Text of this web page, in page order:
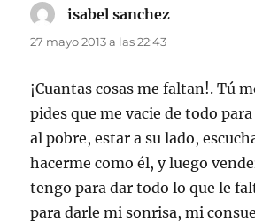
isabel sanchez
27 mayo 2013 a las 22:43
¡Cuantas cosas me faltan!. Tú
pides que me vacie de todo
al pobre, estar a su lado,
hacerme como él, y luego
tengo para dar todo lo que le
para darle mi sonrisa, mi